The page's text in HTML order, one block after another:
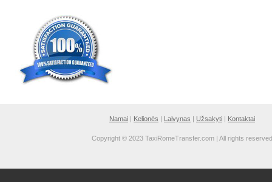
Namai | Kelionės | Laivynas | Užsakyti | Kontaktai
Copyright © 2023 TaxiRomeTransfer.com | All rights reserved